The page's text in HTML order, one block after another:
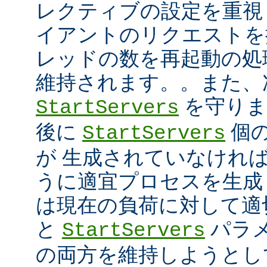
レクティブの設定を重
イアントのリクエスト
レッドの数を再起動の
維持されます。。また
StartServers を守り
後に StartServers 個
が 生成されていなけれ
うに適宜プロセスを生
は現在の負荷に対して
と StartServers パラ
の両方を維持しようと